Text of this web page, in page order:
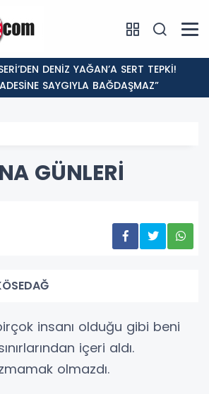
SAYGIYLA BAĞDAŞMAZ”
GÜNLERİ
insanı olduğu gibi beni
içeri aldı.
olmazdı.